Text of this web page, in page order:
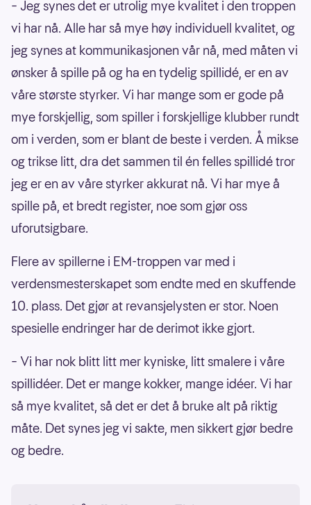
– Jeg synes det er utrolig mye kvalitet i den troppen
vi har nå. Alle har så mye høy individuell kvalitet, og
jeg synes at kommunikasjonen vår nå, med måten vi
ønsker å spille på og ha en tydelig spillidé, er en av
våre største styrker. Vi har mange som er gode på
mye forskjellig, som spiller i forskjellige klubber rundt
om i verden, som er blant de beste i verden. Å mikse
og trikse litt, dra det sammen til én felles spillidé tror
jeg er en av våre styrker akkurat nå. Vi har mye å
spille på, et bredt register, noe som gjør oss
uforutsigbare.
Flere av spillerne i EM-troppen var med i
verdensmesterskapet som endte med en skuffende
10. plass. Det gjør at revansjelysten er stor. Noen
spesielle endringer har de derimot ikke gjort.
– Vi har nok blitt litt mer kyniske, litt smalere i våre
spillidéer. Det er mange kokker, mange idéer. Vi har
så mye kvalitet, så det er det å bruke alt på riktig
måte. Det synes jeg vi sakte, men sikkert gjør bedre
og bedre.